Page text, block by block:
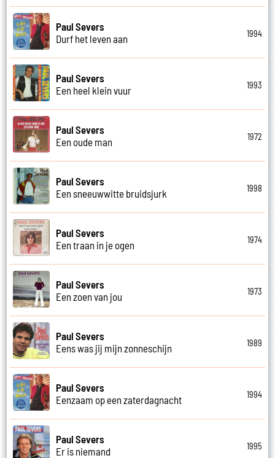
Paul Severs
Durf het leven aan
1994
Paul Severs
Een heel klein vuur
1993
Paul Severs
Een oude man
1972
Paul Severs
Een sneeuwwitte bruidsjurk
1998
Paul Severs
Een traan in je ogen
1974
Paul Severs
Een zoen van jou
1973
Paul Severs
Eens was jij mijn zonneschijn
1989
Paul Severs
Eenzaam op een zaterdagnacht
1994
Paul Severs
Er is niemand
1995